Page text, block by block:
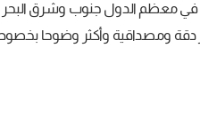
في معظم الدول جنوب وشرق
دقة ومصداقية وأكثر وضوحا